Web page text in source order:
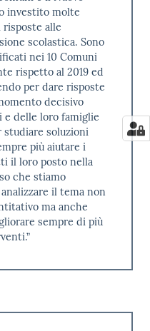
investito molte
alle
scolastica. Sono
nei 10 Comuni
rispetto al 2019 ed
per dare risposte
decisivo
e delle loro famiglie
studiare soluzioni
più aiutare i
il loro posto nella
che stiamo
il tema non
ma anche
sempre di più